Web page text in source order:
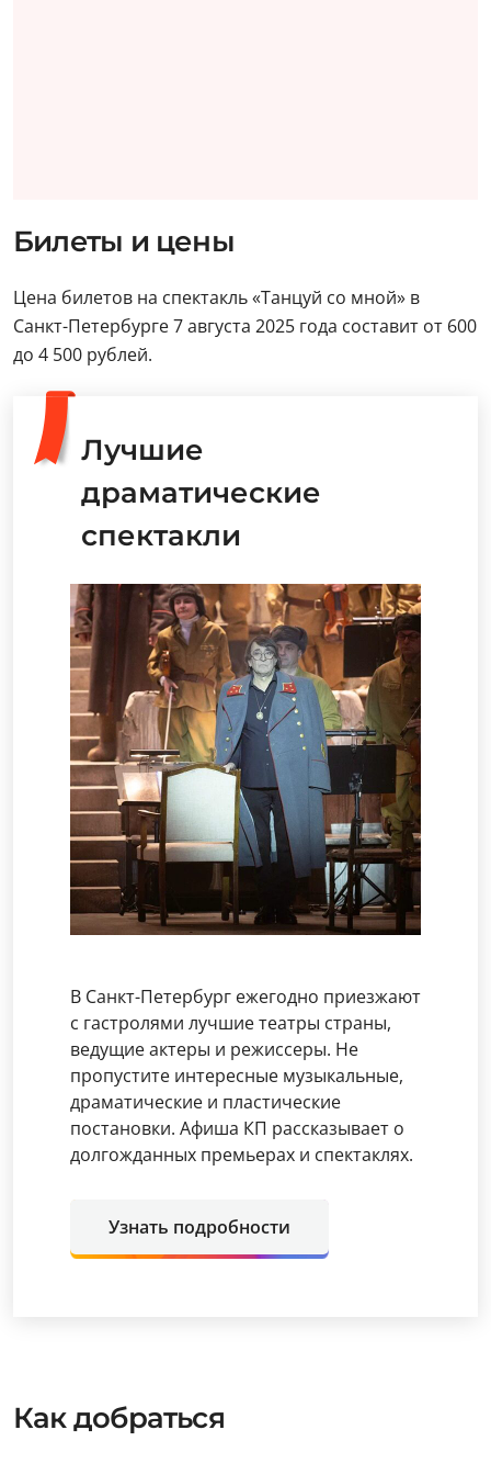
Билеты и цены
Цена билетов на спектакль «Танцуй со мной» в
Санкт-Петербурге 7 августа 2025 года составит от 600
до 4 500 рублей.
Лучшие
драматические
спектакли
В Санкт-Петербург ежегодно приезжают
с гастролями лучшие театры страны,
ведущие актеры и режиссеры. Не
пропустите интересные музыкальные,
драматические и пластические
постановки. Афиша КП рассказывает о
долгожданных премьерах и спектаклях.
Узнать подробности
Как добраться